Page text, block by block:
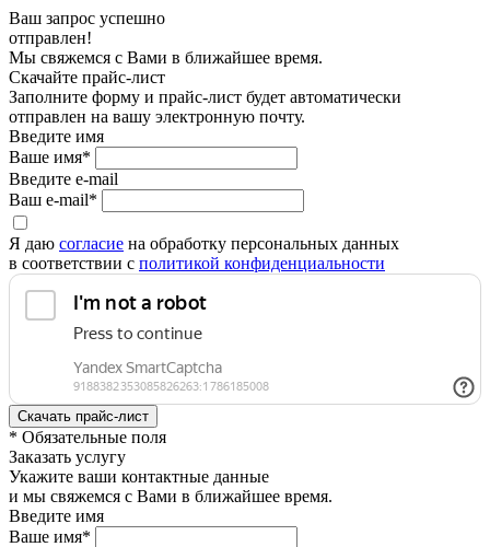
Ваш запрос успешно
отправлен!
Мы свяжемся с Вами в ближайшее время.
Скачайте прайс-лист
Заполните форму и прайс-лист будет автоматически
отправлен на вашу электронную почту.
Введите имя
Ваше имя*
Введите e-mail
Ваш e-mail*
Я даю согласие на обработку персональных данных
в соответствии с политикой конфиденциальности
* Обязательные поля
Заказать услугу
Укажите ваши контактные данные
и мы свяжемся с Вами в ближайшее время.
Введите имя
Ваше имя*